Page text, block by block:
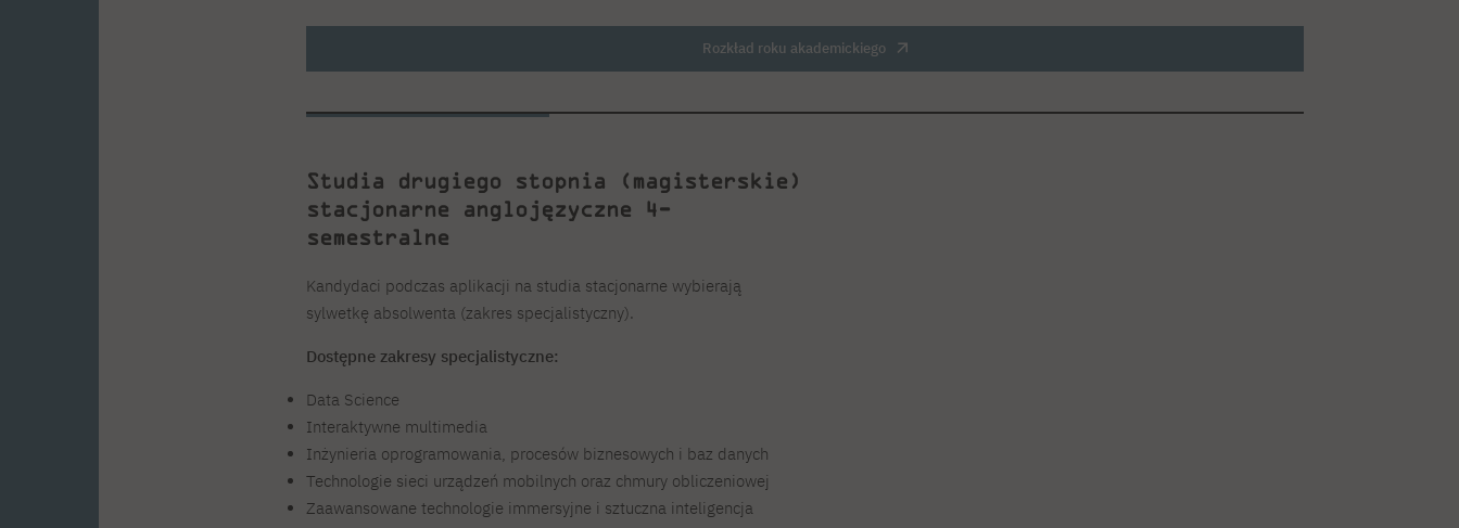
Rozkład roku akademickiego
Studia drugiego stopnia (magisterskie)
stacjonarne anglojęzyczne 4-
semestralne
Kandydaci podczas aplikacji na studia stacjonarne wybierają
sylwetkę absolwenta (zakres specjalistyczny).
Dostępne zakresy specjalistyczne:
Data Science
Interaktywne multimedia
Inżynieria oprogramowania, procesów biznesowych i baz danych
Technologie sieci urządzeń mobilnych oraz chmury obliczeniowej
Zaawansowane technologie immersyjne i sztuczna inteligencja